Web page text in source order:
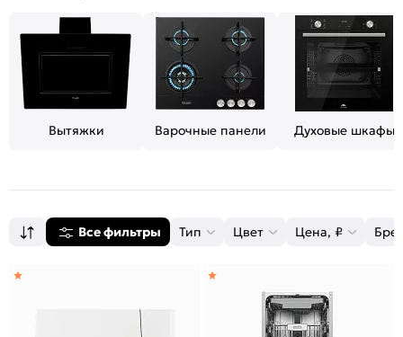
Вытяжки Варочные панели Духовые шкафы
Все фильтры Тип Цвет Цена, ₽